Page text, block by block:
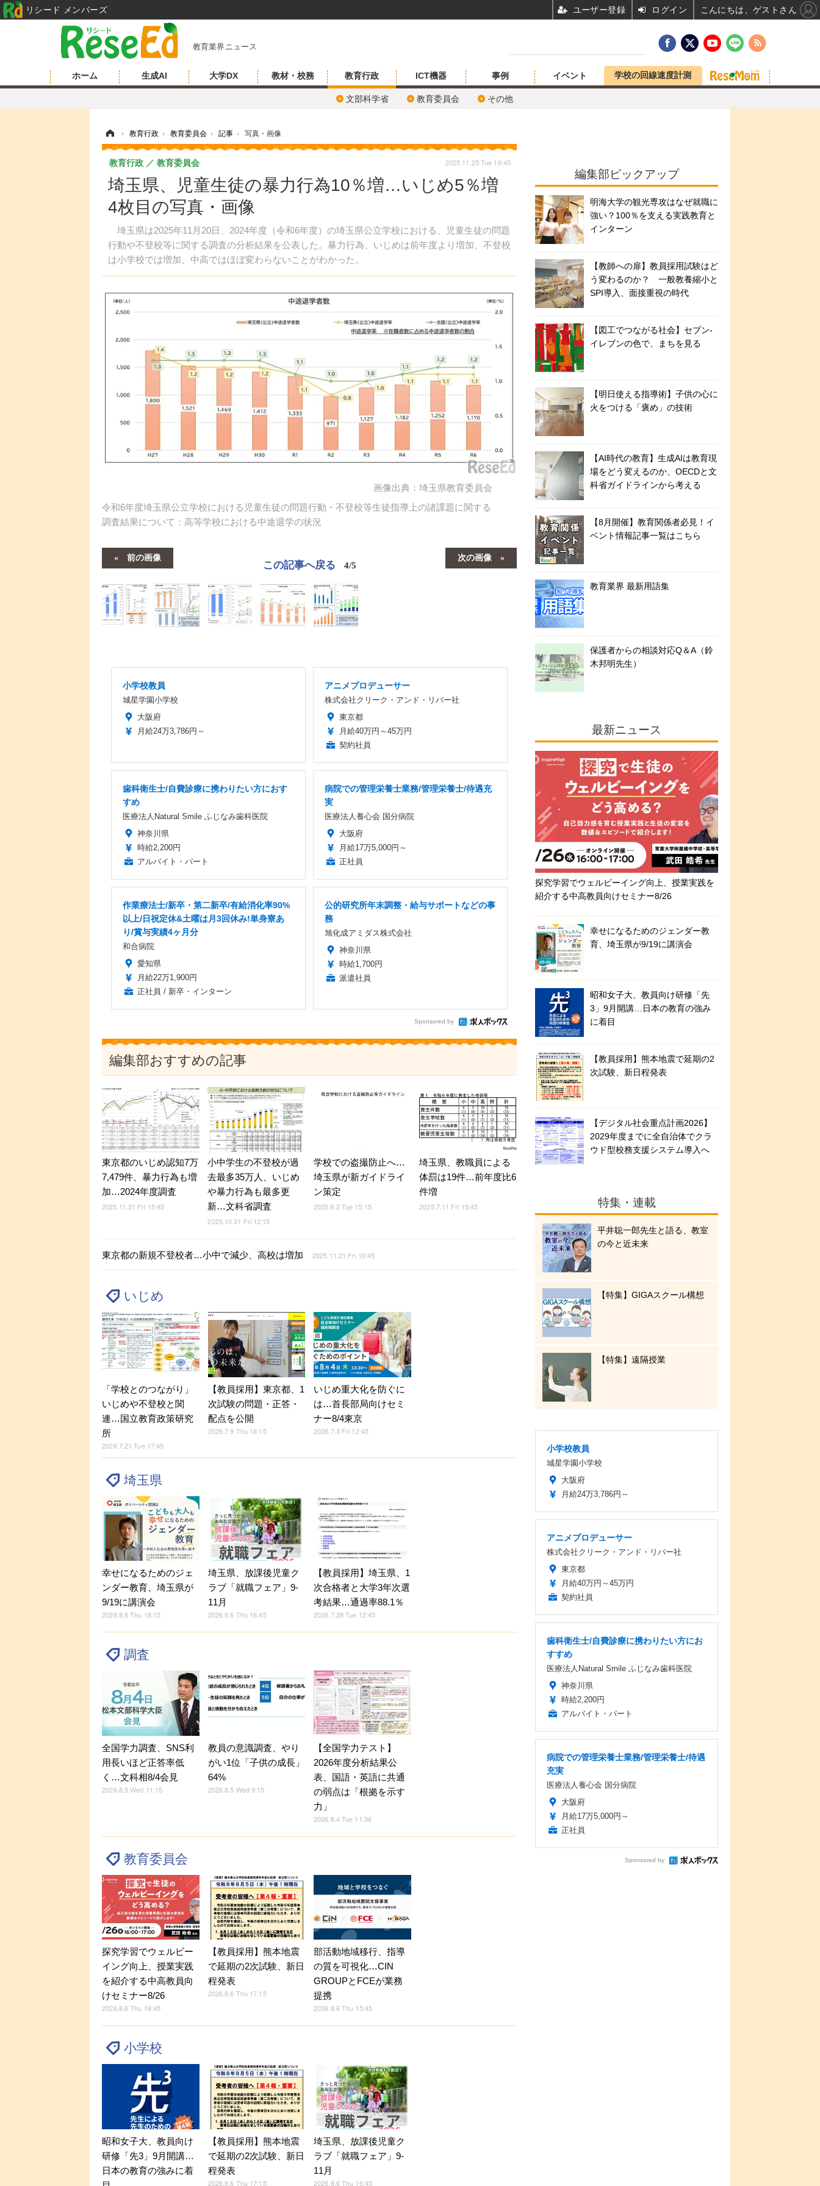
教育業界ニュース
ホーム 生成AI 大学DX 教材・校務 教育行政
文部科学省 教育委員会 その他
ICT機器 事例 イベント 学校の回線速度計測
› 教育行政 › 教育委員会 › 記事 › 写真・画像
埼玉県、児童生徒の暴力行為10％増…いじめ5％増
4枚目の写真・画像
埼玉県は2025年11月20日、2024年度（令和6年度）の埼玉県公立学校における、児童生徒の問題
行動や不登校等に関する調査の分析結果を公表した。暴力行為、いじめは前年度より増加、不登校
は小学校では増加、中高ではほぼ変わらないことがわかった。
教育行政 教育委員会 2025.11.25 Tue 16:45
画像出典：埼玉県教育委員会
令和6年度埼玉県公立学校における児童生徒の問題行動・不登校等生徒指導上の諸課題に関する
調査結果について：高等学校における中途退学の状況
前の画像 次の画像
この記事へ戻る 4/5
小学校教員
城星学園小学校
大阪府
月給24万3,786円～
アニメプロデューサー
株式会社クリーク・アンド・リバー社
東京都
月給40万円～45万円
契約社員
歯科衛生士/自費診療に携わりたい方におす
すめ
医療法人Natural Smile ふじなみ歯科医院
神奈川県
時給2,200円
アルバイト・パート
病院での管理栄養士業務/管理栄養士/待遇充
実
医療法人養心会 国分病院
大阪府
月給17万5,000円～
正社員
作業療法士/新卒・第二新卒/有給消化率90%
以上/日祝定休&土曜は月3回休み!単身寮あ
り/賞与実績4ヶ月分
和合病院
愛知県
月給22万1,900円
正社員 / 新卒・インターン
公的研究所年末調整・給与サポートなどの事
務
旭化成アミダス株式会社
神奈川県
時給1,700円
派遣社員
Sponsored by
編集部おすすめの記事
東京都のいじめ認知7万
7,479件、暴力行為も増
加…2024年度調査
2025.11.21 Fri 15:45
小中学生の不登校が過
去最多35万人、いじめ
や暴力行為も最多更
新…文科省調査
2025.10.31 Fri 12:15
学校での盗撮防止へ…
埼玉県が新ガイドライ
ン策定
2025.9.2 Tue 15:15
埼玉県、教職員による
体罰は19件…前年度比6
件増
2025.7.11 Fri 15:45
東京都の新規不登校者…小中で減少、高校は増加 2025.11.21 Fri 10:45
いじめ
「学校とのつながり」
いじめや不登校と関
連…国立教育政策研究
所
2026.7.21 Tue 17:45
【教員採用】東京都、1
次試験の問題・正答・
配点を公開
2026.7.9 Thu 16:15
いじめ重大化を防ぐに
は…首長部局向けセミ
ナー8/4東京
2026.7.3 Fri 12:45
埼玉県
幸せになるためのジェ
ンダー教育、埼玉県が
9/19に講演会
2026.8.6 Thu 18:15
埼玉県、放課後児童ク
ラブ「就職フェア」9-
11月
2026.8.6 Thu 16:45
【教員採用】埼玉県、1
次合格者と大学3年次選
考結果…通過率88.1％
2026.7.28 Tue 12:45
調査
全国学力調査、SNS利
用長いほど正答率低
く…文科相8/4会見
2026.8.5 Wed 11:15
教員の意識調査、やり
がい1位「子供の成長」
64%
2026.8.5 Wed 9:15
【全国学力テスト】
2026年度分析結果公
表、国語・英語に共通
の弱点は「根拠を示す
力」
2026.8.4 Tue 11:36
教育委員会
探究学習でウェルビー
イング向上、授業実践
を紹介する中高教員向
けセミナー8/26
2026.8.6 Thu 18:45
【教員採用】熊本地震
で延期の2次試験、新日
程発表
2026.8.6 Thu 17:15
部活動地域移行、指導
の質を可視化…CIN
GROUPとFCEが業務
提携
2026.8.6 Thu 15:45
小学校
昭和女子大、教員向け
研修「先3」9月開講…
日本の教育の強みに着
【教員採用】熊本地震
で延期の2次試験、新日
程発表
2026.8.6 Thu 17:15
埼玉県、放課後児童ク
ラブ「就職フェア」9-
11月
2026.8.6 Thu 16:45
編集部ピックアップ
明海大学の観光専攻はなぜ就職に
強い？100％を支える実践教育と
インターン
【教師への扉】教員採用試験はど
う変わるのか？ 一般教養縮小と
SPI導入、面接重視の時代
【図工でつながる社会】セブン‐
イレブンの色で、まちを見る
【明日使える指導術】子供の心に
火をつける「褒め」の技術
【AI時代の教育】生成AIは教育現
場をどう変えるのか、OECDと文
科省ガイドラインから考える
【8月開催】教育関係者必見！イ
ベント情報記事一覧はこちら
教育業界 最新用語集
保護者からの相談対応Q＆A（鈴
木邦明先生）
最新ニュース
探究学習でウェルビーイング向上、授業実践を
紹介する中高教員向けセミナー8/26
幸せになるためのジェンダー教
育、埼玉県が9/19に講演会
昭和女子大、教員向け研修「先
3」9月開講…日本の教育の強み
に着目
【教員採用】熊本地震で延期の2
次試験、新日程発表
【デジタル社会重点計画2026】
2029年度までに全自治体でクラ
ウド型校務支援システム導入へ
特集・連載
平井聡一郎先生と語る、教室
の今と近未来
【特集】GIGAスクール構想
【特集】遠隔授業
小学校教員
城星学園小学校
大阪府
月給24万3,786円～
アニメプロデューサー
株式会社クリーク・アンド・リバー社
東京都
月給40万円～45万円
契約社員
歯科衛生士/自費診療に携わりたい方にお
すすめ
医療法人Natural Smile ふじなみ歯科医院
神奈川県
時給2,200円
アルバイト・パート
病院での管理栄養士業務/管理栄養士/待遇
充実
医療法人養心会 国分病院
大阪府
月給17万5,000円～
正社員
Sponsored by
リシード メンバーズ ユーザー登録 ログイン こんにちは、ゲストさん